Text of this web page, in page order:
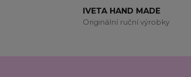
IVETA HAND MADE
Originální ruční výrobky